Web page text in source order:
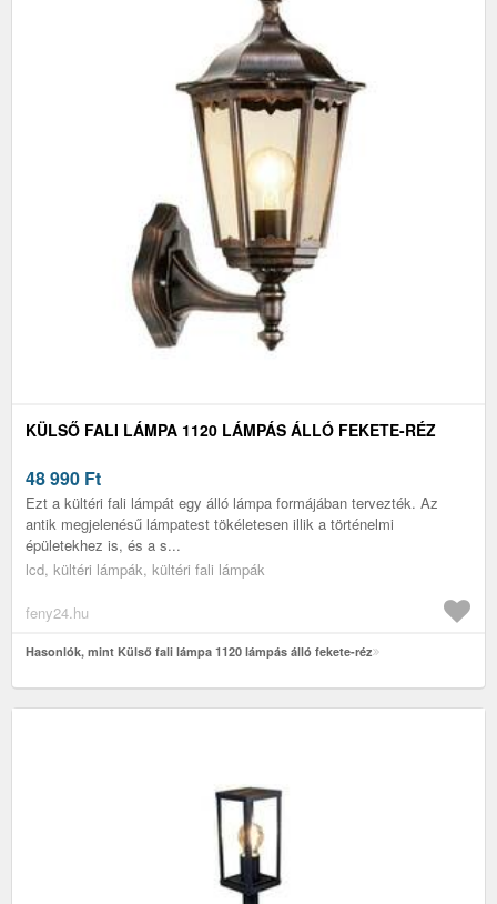
KÜLSŐ FALI LÁMPA 1120 LÁMPÁS ÁLLÓ FEKETE-RÉZ
48 990 Ft
Ezt a kültéri fali lámpát egy álló lámpa formájában tervezték. Az
antik megjelenésű lámpatest tökéletesen illik a történelmi
épületekhez is, és a s...
lcd, kültéri lámpák, kültéri fali lámpák
feny24.hu
Hasonlók, mint Külső fali lámpa 1120 lámpás álló fekete-réz